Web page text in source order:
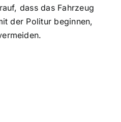
dass das Fahrzeug
der Politur beginnen,